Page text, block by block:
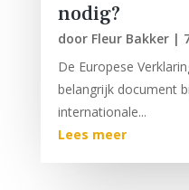
nodig?
door Fleur Bakker|
De Europese
belangrijk document
internationale...
Lees meer